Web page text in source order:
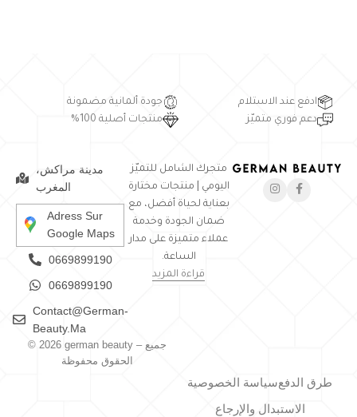
ادفع عند الاستلام
جودة ألمانية مضمونة
دعم فوري متميّز
منتجات أصلية 100%
متجرك الشامل للتميّز
اليومي | منتجات مختارة
بعناية لحياة أفضل، مع
ضمان الجودة وخدمة
عملاء متميزة على مدار
الساعة.
قراءة المزيد
مدينة مراكش،
المغرب
Adress Sur
Google Maps
0669899190
0669899190
Contact@german-
Beauty.ma
طرق الدفعسياسة الخصوصية
الاستبدال والإرجاع
© 2026 german beauty – جميع
الحقوق محفوظة